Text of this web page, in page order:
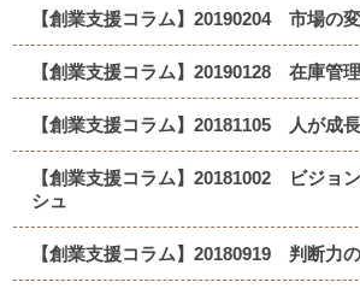
【創業支援コラム】20190204 市場の
【創業支援コラム】20190128 在庫管
【創業支援コラム】20181105 人が成
【創業支援コラム】20181002 ビジョ
シュ
【創業支援コラム】20180919 判断力